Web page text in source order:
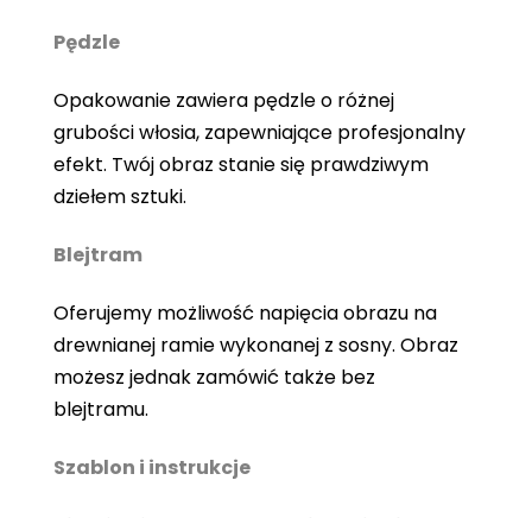
Pędzle
Opakowanie zawiera pędzle o różnej
grubości włosia, zapewniające profesjonalny
efekt. Twój obraz stanie się prawdziwym
dziełem sztuki.
Blejtram
Oferujemy możliwość napięcia obrazu na
drewnianej ramie wykonanej z sosny. Obraz
możesz jednak zamówić także bez
blejtramu.
Szablon i instrukcje